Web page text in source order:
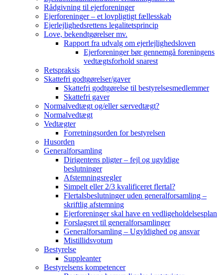
Rådgivning til ejerforeninger
Ejerforeninger – et lovpligtigt fællesskab
Ejerlejlighedsrettens legalitetsprincip
Love, bekendtgørelser mv.
Rapport fra udvalg om ejerlejlighedsloven
Ejerforeninger bør gennemgå foreningens
vedtægtsforhold snarest
Retspraksis
Skattefri godtgørelser/gaver
Skattefri godtgørelse til bestyrelsesmedlemmer
Skattefri gaver
Normalvedtægt og/eller særvedtægt?
Normalvedtægt
Vedtægter
Forretningsorden for bestyrelsen
Husorden
Generalforsamling
Dirigentens pligter – fejl og ugyldige
beslutninger
Afstemningsregler
Simpelt eller 2/3 kvalificeret flertal?
Flertalsbeslutninger uden generalforsamling –
skriftlig afstemning
Ejerforeninger skal have en vedligeholdelsesplan
Forslagsret til generalforsamlinger
Generalforsamling – Ugyldighed og ansvar
Mistillidsvotum
Bestyrelse
Suppleanter
Bestyrelsens kompetencer